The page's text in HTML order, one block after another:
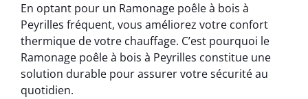
En optant pour un Ramonage poêle à bois à
Peyrilles fréquent, vous améliorez votre confort
thermique de votre chauffage. C’est pourquoi le
Ramonage poêle à bois à Peyrilles constitue une
solution durable pour assurer votre sécurité au
quotidien.